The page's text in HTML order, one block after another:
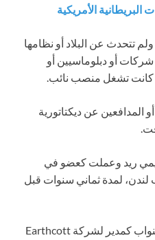
البريطانية الأمريكية
تتحدث عن البلاد أو نظامها
شركات أو دبلوماسيين أو
كانت تشغل منصب نائب.
عن ديكتاتورية
ريد وعملت كعضو في
لمدة ثماني سنوات قبل
زوجها مدرج في سجل مصالح النواب كمدير لشركة Earthcott